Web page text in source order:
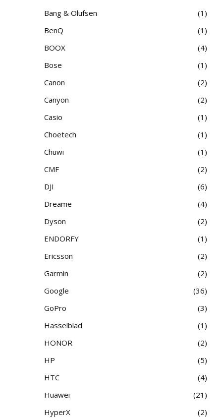
Bang & Olufsen
1
BenQ
1
BOOX
4
Bose
1
Canon
2
Canyon
2
Casio
1
Choetech
1
Chuwi
1
CMF
2
DJI
6
Dreame
4
Dyson
2
ENDORFY
1
Ericsson
2
Garmin
2
Google
36
GoPro
3
Hasselblad
1
HONOR
2
HP
5
HTC
4
Huawei
21
HyperX
2